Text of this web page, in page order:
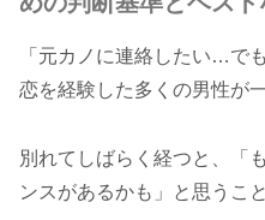
「元カノに連絡したい…で
恋を経験した多くの男性が
別れてしばらく経つと、「
ンスがあるかも」と思うこ